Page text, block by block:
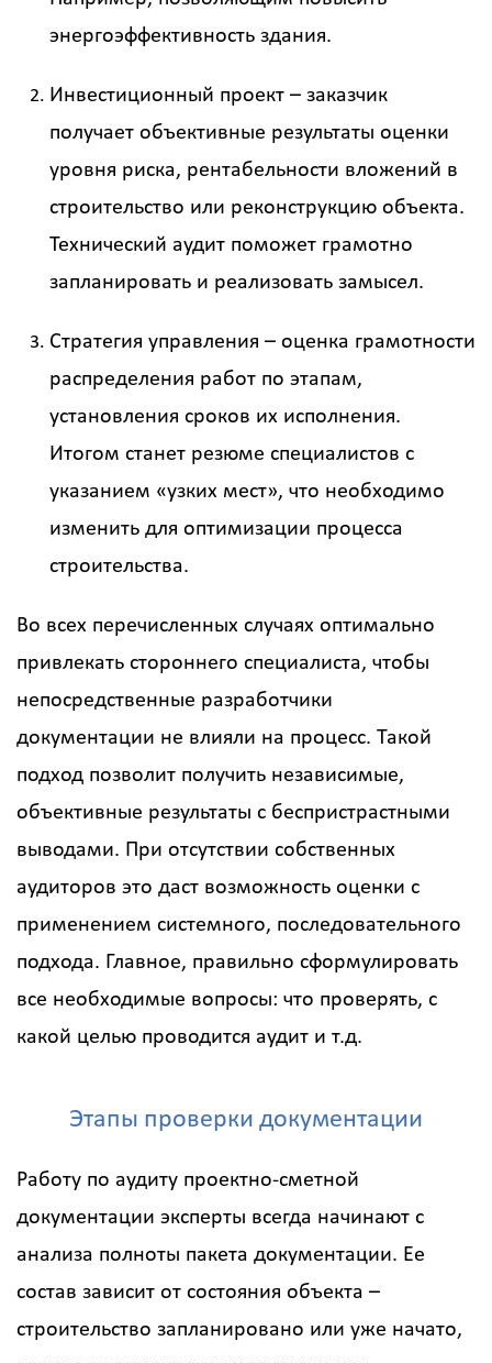
энергоэффективность здания.
Инвестиционный проект – заказчик
получает объективные результаты оценки
уровня риска, рентабельности вложений в
строительство или реконструкцию объекта.
Технический аудит поможет грамотно
запланировать и реализовать замысел.
Стратегия управления – оценка грамотности
распределения работ по этапам,
установления сроков их исполнения.
Итогом станет резюме специалистов с
указанием «узких мест», что необходимо
изменить для оптимизации процесса
строительства.
Во всех перечисленных случаях оптимально
привлекать стороннего специалиста, чтобы
непосредственные разработчики
документации не влияли на процесс. Такой
подход позволит получить независимые,
объективные результаты с беспристрастными
выводами. При отсутствии собственных
аудиторов это даст возможность оценки с
применением системного, последовательного
подхода. Главное, правильно сформулировать
все необходимые вопросы: что проверять, с
какой целью проводится аудит и т.д.
Этапы проверки документации
Работу по аудиту проектно-сметной
документации эксперты всегда начинают с
анализа полноты пакета документации. Ее
состав зависит от состояния объекта –
строительство запланировано или уже начато,